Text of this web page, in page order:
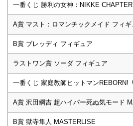
一番くじ 勝利の女神：NIKKE
A賞 マスト：ロマンチックメイド フィギ
B賞 ブレッディ フィギュア
ラストワン賞 ソーダ フィギュア
一番くじ 家庭教師ヒットマンREBORN!
A賞 沢田綱吉 超ハイパー死ぬ気モード
B賞 獄寺隼人 MASTERLISE